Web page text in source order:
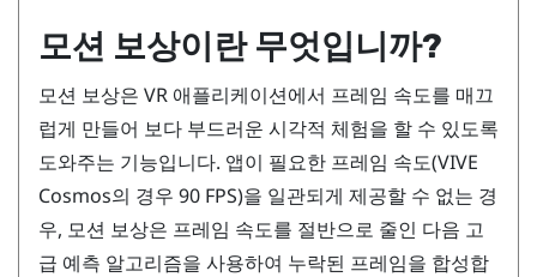
모션 보상이란 무엇입니까?
모션 보상은 VR 애플리케이션에서 프레임 속도를 매끄
럽게 만들어 보다 부드러운 시각적 체험을 할 수 있도록
도와주는 기능입니다. 앱이 필요한 프레임 속도(VIVE
Cosmos의 경우 90 FPS)을 일관되게 제공할 수 없는 경
우, 모션 보상은 프레임 속도를 절반으로 줄인 다음 고
급 예측 알고리즘을 사용하여 누락된 프레임을 합성합